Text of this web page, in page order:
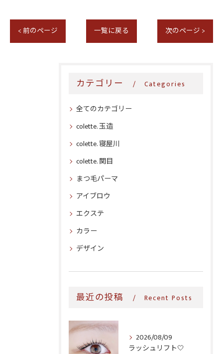
< 前のページ 一覧に戻る 次のページ >
カテゴリー Categories
全てのカテゴリー
colette. 玉造
colette. 寝屋川
colette. 関目
まつ毛パーマ
アイブロウ
エクステ
カラー
デザイン
最近の投稿 Recent Posts
2026/08/09
ラッシュリフト‎🤍